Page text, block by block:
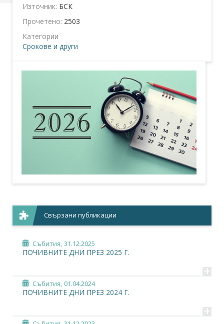
Източник: БСК
Прочетено: 2503
Категории
Срокове и други
Свързани публикации
Събития, 31.12.2025
ПОЧИВНИТЕ ДНИ ПРЕЗ 2025 Г.
+
Събития, 01.04.2024
ПОЧИВНИТЕ ДНИ ПРЕЗ 2024 Г.
+